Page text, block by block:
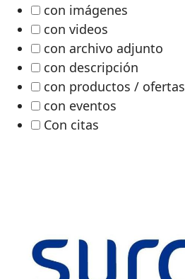
con imágenes
con videos
con archivo adjunto
con descripción
con productos / ofertas
con eventos
Con citas